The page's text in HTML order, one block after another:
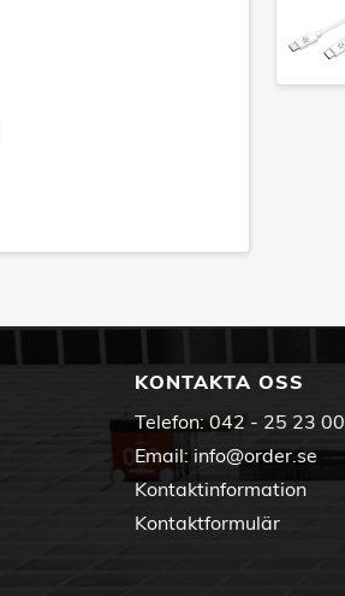
KONTAKTA OSS
Telefon: 042 - 25 23 00
Email: info@order.se
Kontaktinformation
Kontaktformulär